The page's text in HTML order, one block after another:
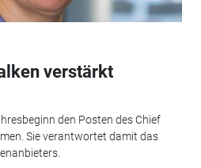
verstärkt
den Posten des Chief
Sie verantwortet damit das